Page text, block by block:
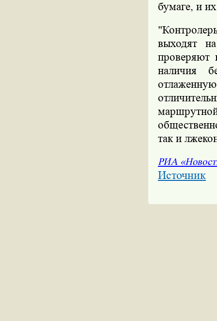
бумаге, и
выходят
проверяют
наличия
так и
РИА
Источник